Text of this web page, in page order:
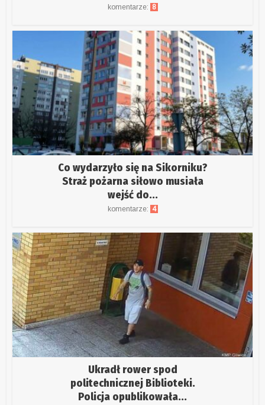
komentarze: 8
Co wydarzyło się na Sikorniku?
Straż pożarna siłowo musiała
wejść do...
komentarze: 4
Ukradł rower spod
politechnicznej Biblioteki.
Policja opublikowała...